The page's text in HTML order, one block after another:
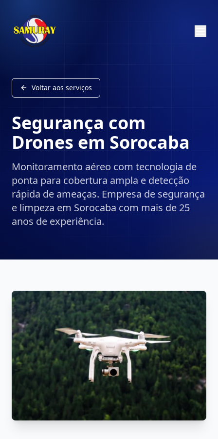
Voltar aos serviços
Segurança com
Drones em Sorocaba
Monitoramento aéreo com tecnologia de
ponta para cobertura ampla e detecção
rápida de ameaças. Empresa de segurança
e limpeza em Sorocaba com mais de 25
anos de experiência.